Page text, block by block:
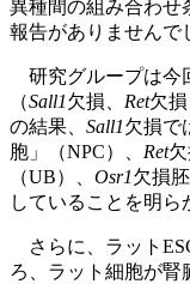
異種間の組み合わせ
報告がありませんで
研究グループは今
（Sall1欠損、 Ret欠損
の結果、 Sall1欠損で
胞」（NPC）、 Ret
（UB）、 Osr1欠損
していることを明ら
さらに、ラット
ろ、ラット細胞が腎